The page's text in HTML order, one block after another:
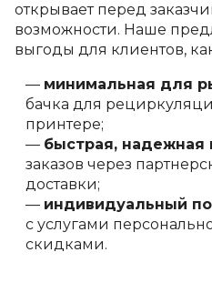
открывает перед
возможности. Наше
выгоды для клиентов,
минимальная для
бачка для
принтере;
быстрая, надежная
заказов через
доставки;
индивидуальный
с услугами
скидками.